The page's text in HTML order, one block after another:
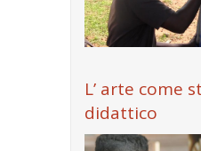
L’ arte come
didattico